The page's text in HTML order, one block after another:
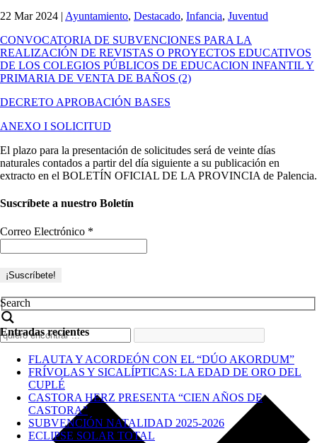
22 Mar 2024 | Ayuntamiento, Destacado, Infancia, Juventud
CONVOCATORIA DE SUBVENCIONES PARA LA
REALIZACIÓN DE REVISTAS O PROYECTOS EDUCATIVOS
DE LOS COLEGIOS PÚBLICOS DE EDUCACION INFANTIL Y
PRIMARIA DE VENTA DE BAÑOS (2)
DECRETO APROBACIÓN BASES
ANEXO I SOLICITUD
El plazo para la presentación de solicitudes será de veinte días
naturales contados a partir del día siguiente a su publicación en
extracto en el BOLETÍN OFICIAL DE LA PROVINCIA de Palencia.
Suscríbete a nuestro Boletín
Correo Electrónico *
Search
Entradas recientes
FLAUTA Y ACORDEÓN CON EL “DÚO AKORDUM”
FRÍVOLAS Y SICALÍPTICAS: LA EDAD DE ORO DEL
CUPLÉ
CASTORA HERZ PRESENTA “CIEN AÑOS DE
CASTORA”
SUBVENCIÓN NATALIDAD 2025-2026
ECLIPSE SOLAR TOTAL